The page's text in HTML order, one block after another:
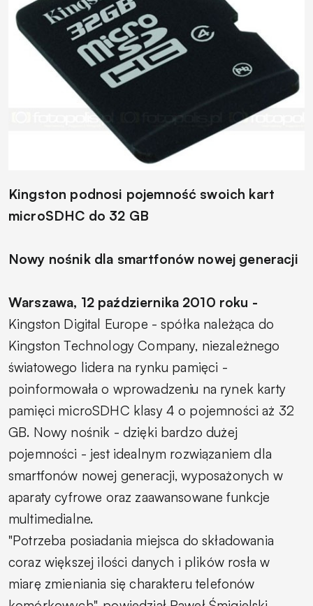
Kingston podnosi pojemność swoich kart
microSDHC do 32 GB
Nowy nośnik dla smartfonów nowej generacji
Warszawa, 12 października 2010 roku -
Kingston Digital Europe - spółka należąca do
Kingston Technology Company, niezależnego
światowego lidera na rynku pamięci -
poinformowała o wprowadzeniu na rynek karty
pamięci microSDHC klasy 4 o pojemności aż 32
GB. Nowy nośnik - dzięki bardzo dużej
pojemności - jest idealnym rozwiązaniem dla
smartfonów nowej generacji, wyposażonych w
aparaty cyfrowe oraz zaawansowane funkcje
multimedialne.
"Potrzeba posiadania miejsca do składowania
coraz większej ilości danych i plików rosła w
miarę zmieniania się charakteru telefonów